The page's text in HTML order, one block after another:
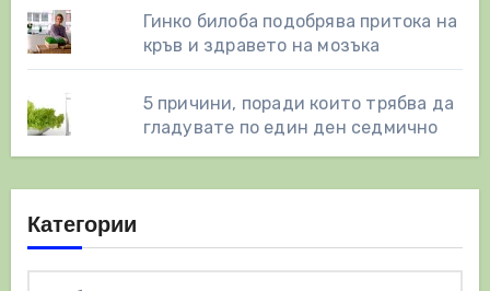
Гинко билоба подобрява притока на
кръв и здравето на мозъка
5 причини, поради които трябва да
гладувате по един ден седмично
Категории